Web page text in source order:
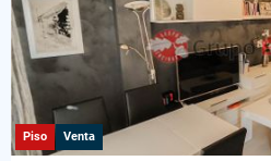
Piso Venta